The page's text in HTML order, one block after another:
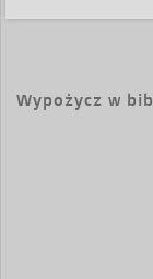
Wypożycz w